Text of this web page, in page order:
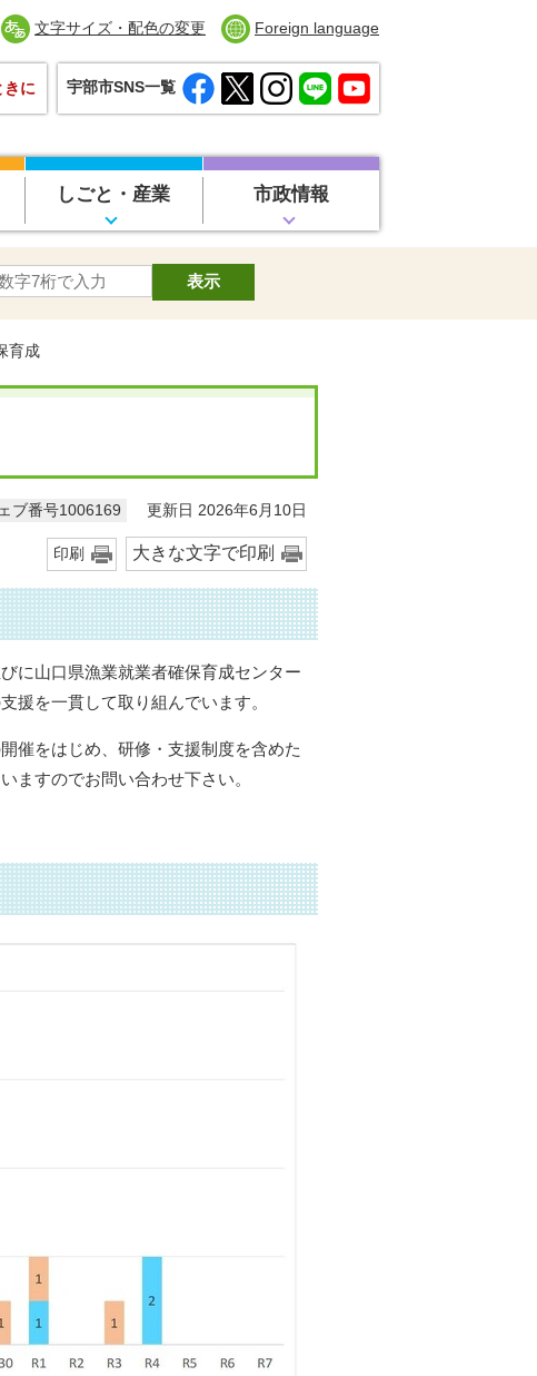
文字サイズ・配色の変更 Foreign language
きに 宇部市SNS一覧
しごと・産業 市政情報
育成
ブ番号1006169 更新日 2026年6月10日
印刷 大きな文字で印刷
に山口県漁業就業者確保育成センター
援を一貫して取り組んでいます。
催をはじめ、研修・支援制度を含めた
ますのでお問い合わせ下さい。